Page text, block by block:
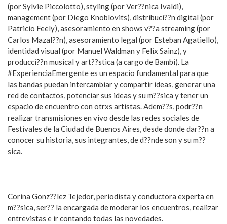
(por Sylvie Piccolotto), styling (por Ver??nica Ivaldi),
management (por Diego Knoblovits), distribuci??n digital (por
Patricio Feely), asesoramiento en shows v??a streaming (por
Carlos Mazal??n), asesoramiento legal (por Esteban Agatiello),
identidad visual (por Manuel Waldman y Felix Sainz), y
producci??n musical y art??stica (a cargo de Bambi). La
#ExperienciaEmergente es un espacio fundamental para que
las bandas puedan intercambiar y compartir ideas, generar una
red de contactos, potenciar sus ideas y su m??sica y tener un
espacio de encuentro con otrxs artistas. Adem??s, podr??n
realizar transmisiones en vivo desde las redes sociales de
Festivales de la Ciudad de Buenos Aires, desde donde dar??n a
conocer su historia, sus integrantes, de d??nde son y su m??
sica.
Corina Gonz??lez Tejedor, periodista y conductora experta en
m??sica, ser?? la encargada de moderar los encuentros, realizar
entrevistas e ir contando todas las novedades.